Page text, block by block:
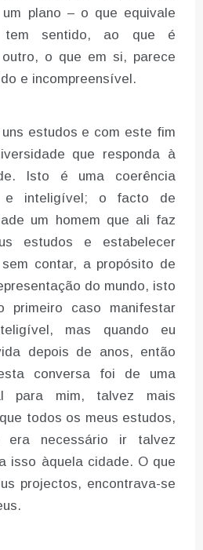
plano – o que equivale
tem sentido, ao que é
o que em si, parece
e incompreensível.
estudos e com este fim
que responda à
Isto é uma coerência
e inteligível; o facto de
um homem que ali faz
estudos e estabelecer
contar, a propósito de
do mundo, isto
primeiro caso manifestar
mas quando eu
depois de anos, então
conversa foi de uma
para mim, talvez mais
todos os meus estudos,
necessário ir talvez
isso àquela cidade. O que
projectos, encontrava-se